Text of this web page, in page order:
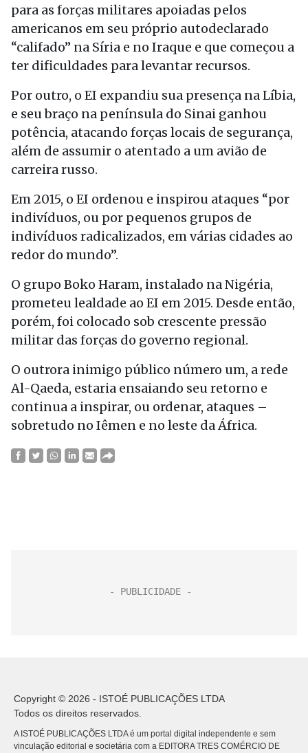
para as forças militares apoiadas pelos
americanos em seu próprio autodeclarado
“califado” na Síria e no Iraque e que começou a
ter dificuldades para levantar recursos.
Por outro, o EI expandiu sua presença na Líbia,
e seu braço na península do Sinai ganhou
potência, atacando forças locais de segurança,
além de assumir o atentado a um avião de
carreira russo.
Em 2015, o EI ordenou e inspirou ataques “por
indivíduos, ou por pequenos grupos de
indivíduos radicalizados, em várias cidades ao
redor do mundo”.
O grupo Boko Haram, instalado na Nigéria,
prometeu lealdade ao EI em 2015. Desde então,
porém, foi colocado sob crescente pressão
militar das forças do governo regional.
O outrora inimigo público número um, a rede
Al-Qaeda, estaria ensaiando seu retorno e
continua a inspirar, ou ordenar, ataques –
sobretudo no Iêmen e no leste da África.
Copyright © 2026 - ISTOÉ PUBLICAÇÕES LTDA
Todos os direitos reservados.
A ISTOÉ PUBLICAÇÕES LTDA é um portal digital independente e sem
vinculação editorial e societária com a EDITORA TRES COMÉRCIO DE